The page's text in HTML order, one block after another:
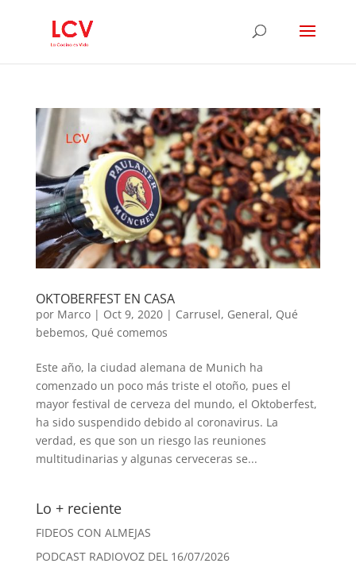
OKTOBERFEST EN CASA
por Marco| Oct 9, 2020| Carrusel, General, Qué
bebemos, Qué comemos
Este año, la ciudad alemana de Munich ha
comenzado un poco más triste el otoño, pues el
mayor festival de cerveza del mundo, el Oktoberfest,
ha sido suspendido debido al coronavirus. La
verdad, es que son un riesgo las reuniones
multitudinarias y algunas cerveceras se...
Lo + reciente
FIDEOS CON ALMEJAS
PODCAST RADIOVOZ DEL 16/07/2026